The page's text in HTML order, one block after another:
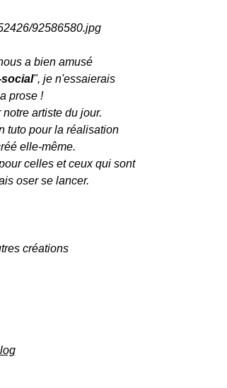
a bien amusé
", je n'essaierais
prose !
artiste du jour.
tuto pour la réalisation
elle-même.
celles et ceux qui sont
oser se lancer.
créations